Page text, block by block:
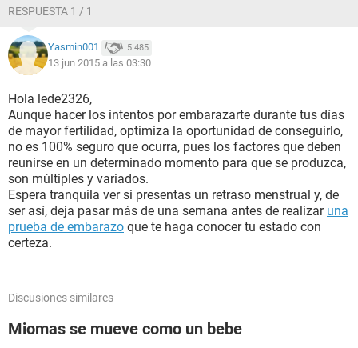
RESPUESTA 1 / 1
Yasmin001 5.485
13 jun 2015 a las 03:30
Hola lede2326,
Aunque hacer los intentos por embarazarte durante tus días
de mayor fertilidad, optimiza la oportunidad de conseguirlo,
no es 100% seguro que ocurra, pues los factores que deben
reunirse en un determinado momento para que se produzca,
son múltiples y variados.
Espera tranquila ver si presentas un retraso menstrual y, de
ser así, deja pasar más de una semana antes de realizar una
prueba de embarazo que te haga conocer tu estado con
certeza.
Discusiones similares
Miomas se mueve como un bebe